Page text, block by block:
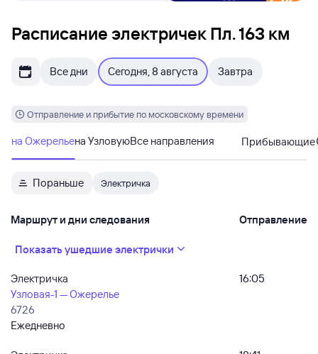
Расписание электричек Пл. 163 км
Все дни Сегодня, 8 августа Завтра
Отправление и прибытие по московскому времени
на Ожерельена УзловуюВсе направления Прибывающие
Пораньше Электричка
Маршрут и дни следования Отправление
Показать ушедшие электрички
Электричка
Узловая-1 — Ожерелье
6726
Ежедневно
16:05